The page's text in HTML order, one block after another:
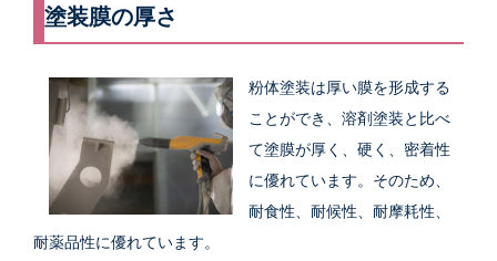
塗装膜の厚さ
粉体塗装は厚い膜を形成する
ことができ、溶剤塗装と比べ
て塗膜が厚く、硬く、密着性
に優れています。そのため、
耐食性、耐候性、耐摩耗性、
耐薬品性に優れています。